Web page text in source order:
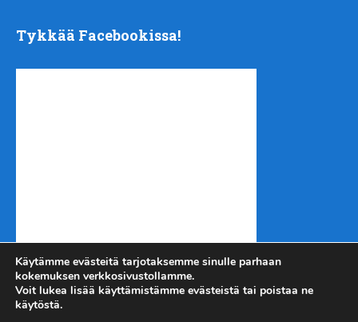
Tykkää Facebookissa!
Käytämme evästeitä tarjotaksemme sinulle parhaan
kokemuksen verkkosivustollamme.
Voit lukea lisää käyttämistämme evästeistä tai poistaa ne
käytöstä.